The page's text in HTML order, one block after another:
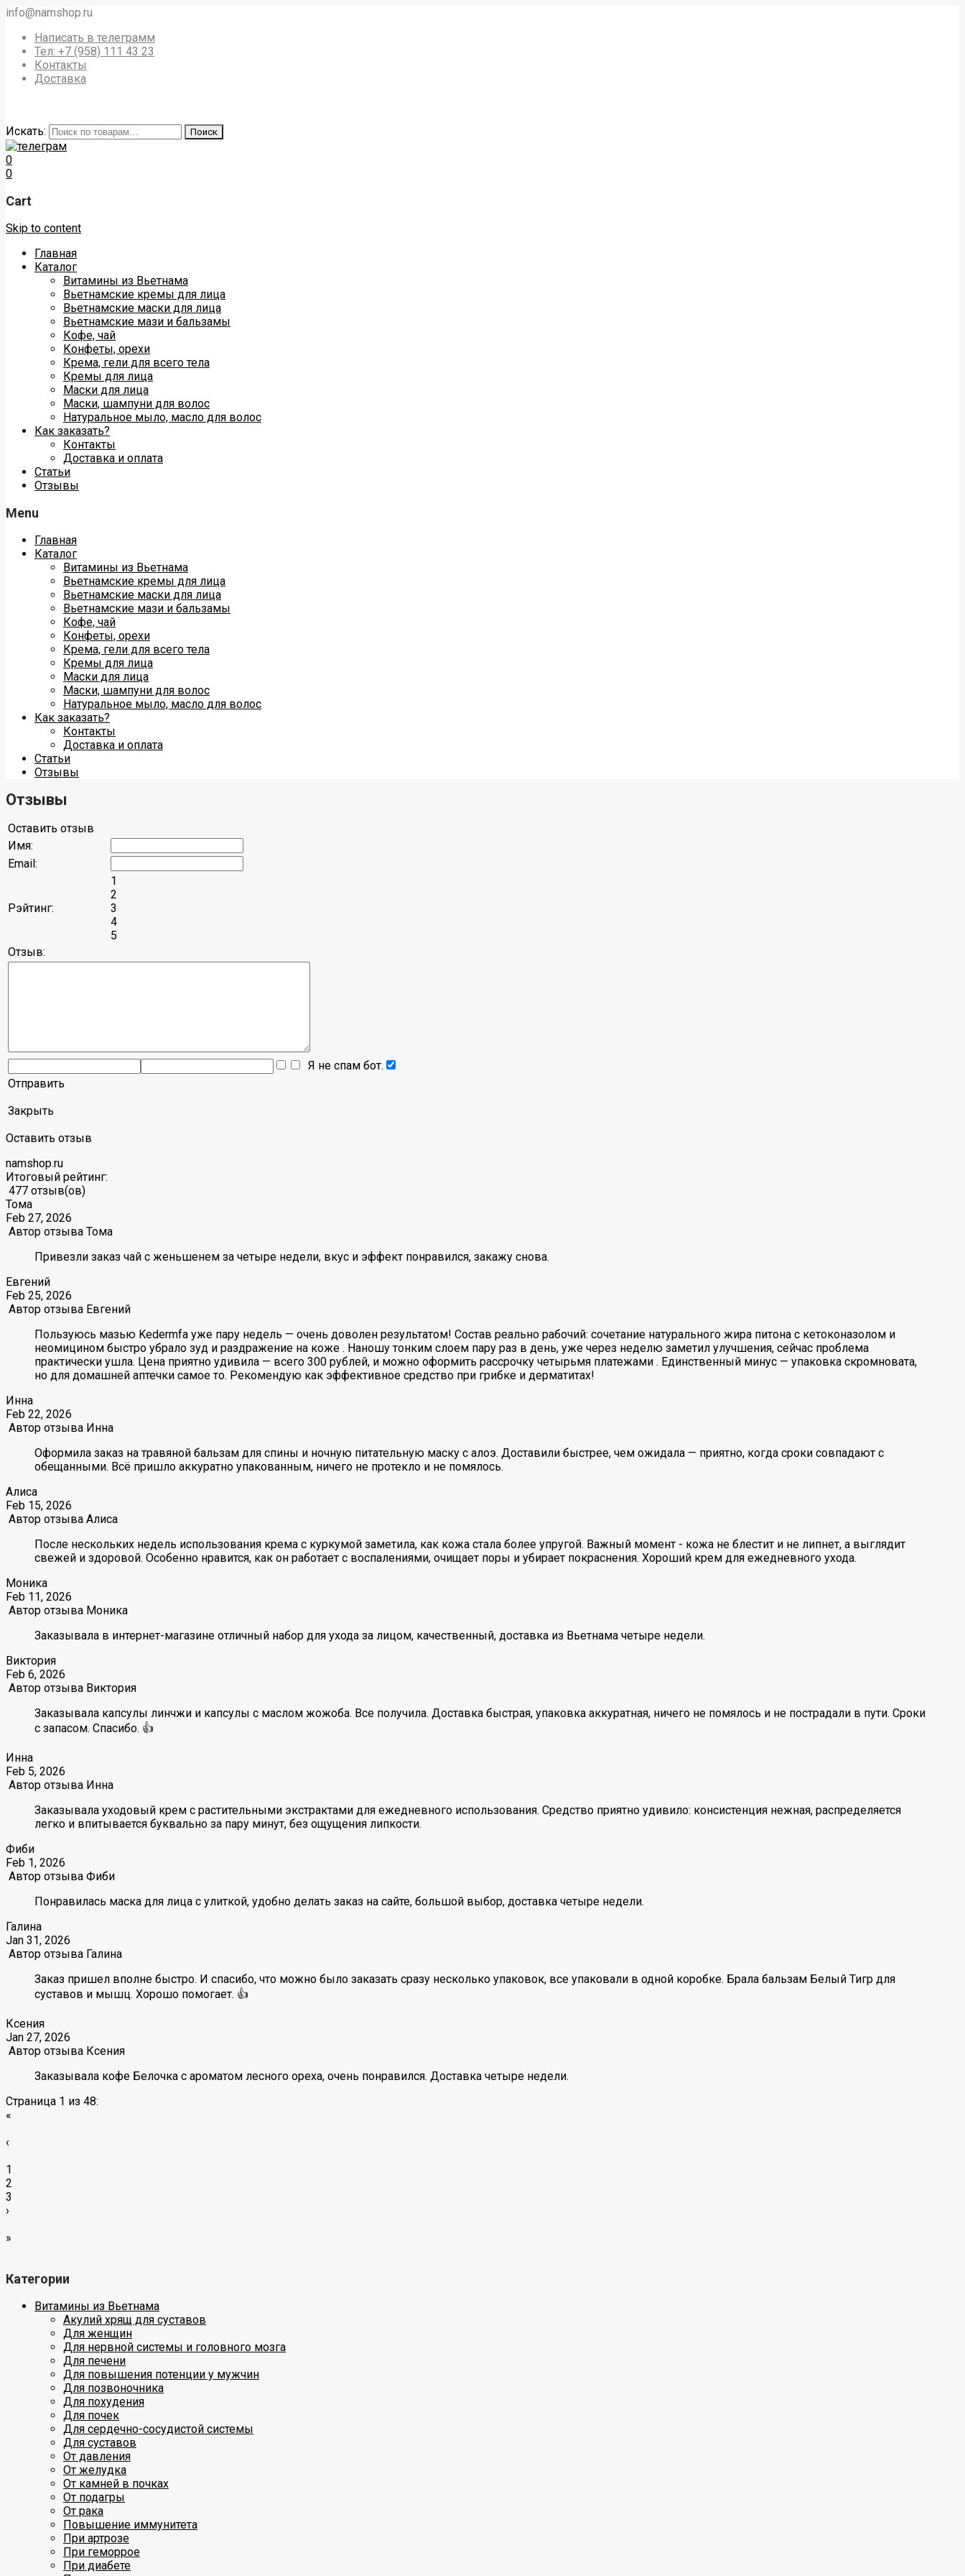
info@namshop.ru
Написать в телеграмм
Тел: +7 (958) 111 43 23
Контакты
Доставка
Искать: Поиск
0
0
Cart
Skip to content
Главная
Каталог
Витамины из Вьетнама
Вьетнамские кремы для лица
Вьетнамские маски для лица
Вьетнамские мази и бальзамы
Кофе, чай
Конфеты, орехи
Крема, гели для всего тела
Кремы для лица
Маски для лица
Маски, шампуни для волос
Натуральное мыло, масло для волос
Как заказать?
Контакты
Доставка и оплата
Статьи
Отзывы
Menu
Главная
Каталог
Витамины из Вьетнама
Вьетнамские кремы для лица
Вьетнамские маски для лица
Вьетнамские мази и бальзамы
Кофе, чай
Конфеты, орехи
Крема, гели для всего тела
Кремы для лица
Маски для лица
Маски, шампуни для волос
Натуральное мыло, масло для волос
Как заказать?
Контакты
Доставка и оплата
Статьи
Отзывы
Отзывы
Оставить отзыв
Имя:
Email:
Рэйтинг:
1
2
3
4
5
Отзыв:
Я не спам бот.
Отправить
Закрыть
Оставить отзыв
namshop.ru
Итоговый рейтинг:
477 отзыв(ов)
Тома
Feb 27, 2026
Автор отзыва Тома
Привезли заказ чай с женьшенем за четыре недели, вкус и эффект понравился, закажу снова.
Евгений
Feb 25, 2026
Автор отзыва Евгений
Пользуюсь мазью Kedermfa уже пару недель — очень доволен результатом! Состав реально рабочий: сочетание натурального жира питона с кетоконазолом и
неомицином быстро убрало зуд и раздражение на коже . Наношу тонким слоем пару раз в день, уже через неделю заметил улучшения, сейчас проблема
практически ушла. Цена приятно удивила — всего 300 рублей, и можно оформить рассрочку четырьмя платежами . Единственный минус — упаковка скромновата,
но для домашней аптечки самое то. Рекомендую как эффективное средство при грибке и дерматитах!
Инна
Feb 22, 2026
Автор отзыва Инна
Оформила заказ на травяной бальзам для спины и ночную питательную маску с алоэ. Доставили быстрее, чем ожидала — приятно, когда сроки совпадают с
обещанными. Всё пришло аккуратно упакованным, ничего не протекло и не помялось.
Алиса
Feb 15, 2026
Автор отзыва Алиса
После нескольких недель использования крема с куркумой заметила, как кожа стала более упругой. Важный момент - кожа не блестит и не липнет, а выглядит
свежей и здоровой. Особенно нравится, как он работает с воспалениями, очищает поры и убирает покраснения. Хороший крем для ежедневного ухода.
Моника
Feb 11, 2026
Автор отзыва Моника
Заказывала в интернет-магазине отличный набор для ухода за лицом, качественный, доставка из Вьетнама четыре недели.
Виктория
Feb 6, 2026
Автор отзыва Виктория
Заказывала капсулы линчжи и капсулы с маслом жожоба. Все получила. Доставка быстрая, упаковка аккуратная, ничего не помялось и не пострадали в пути. Сроки
с запасом. Спасибо. 👍
Инна
Feb 5, 2026
Автор отзыва Инна
Заказывала уходовый крем с растительными экстрактами для ежедневного использования. Средство приятно удивило: консистенция нежная, распределяется
легко и впитывается буквально за пару минут, без ощущения липкости.
Фиби
Feb 1, 2026
Автор отзыва Фиби
Понравилась маска для лица с улиткой, удобно делать заказ на сайте, большой выбор, доставка четыре недели.
Галина
Jan 31, 2026
Автор отзыва Галина
Заказ пришел вполне быстро. И спасибо, что можно было заказать сразу несколько упаковок, все упаковали в одной коробке. Брала бальзам Белый Тигр для
суставов и мышц. Хорошо помогает. 👍
Ксения
Jan 27, 2026
Автор отзыва Ксения
Заказывала кофе Белочка с ароматом лесного ореха, очень понравился. Доставка четыре недели.
Страница 1 из 48:
«
‹
1
2
3
›
»
Категории
Витамины из Вьетнама
Акулий хрящ для суставов
Для женщин
Для нервной системы и головного мозга
Для печени
Для повышения потенции у мужчин
Для позвоночника
Для похудения
Для почек
Для сердечно-сосудистой системы
Для суставов
От давления
От желудка
От камней в почках
От подагры
От рака
Повышение иммунитета
При артрозе
При геморрое
При диабете